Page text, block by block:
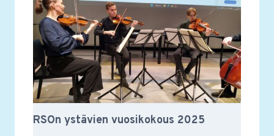
RSOn ystävien vuosikokous 2025